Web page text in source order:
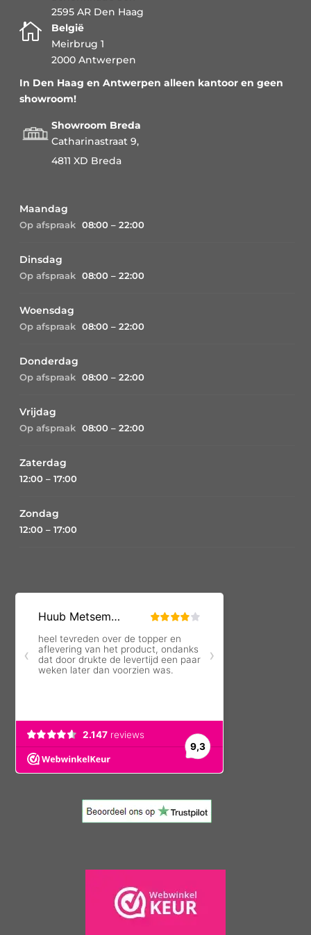
2595 AR Den Haag

België
Meirbrug 1
2000 Antwerpen
In Den Haag en Antwerpen alleen kantoor en geen
showroom!
Showroom Breda
Catharinastraat 9,
4811 XD Breda
Maandag
Op afspraak 08:00 – 22:00
Dinsdag
Op afspraak 08:00 – 22:00
Woensdag
Op afspraak 08:00 – 22:00
Donderdag
Op afspraak 08:00 – 22:00
Vrijdag
Op afspraak 08:00 – 22:00
Zaterdag
12:00 – 17:00
Zondag
12:00 – 17:00